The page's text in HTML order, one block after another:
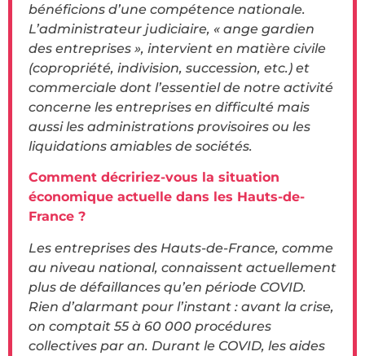
bénéficions d’une compétence nationale.
L’administrateur judiciaire, « ange gardien
des entreprises », intervient en matière civile
(copropriété, indivision, succession, etc.) et
commerciale dont l’essentiel de notre activité
concerne les entreprises en difficulté mais
aussi les administrations provisoires ou les
liquidations amiables de sociétés.
Comment décririez-vous la situation
économique actuelle dans les Hauts-de-
France ?
Les entreprises des Hauts-de-France, comme
au niveau national, connaissent actuellement
plus de défaillances qu’en période COVID.
Rien d’alarmant pour l’instant : avant la crise,
on comptait 55 à 60 000 procédures
collectives par an. Durant le COVID, les aides